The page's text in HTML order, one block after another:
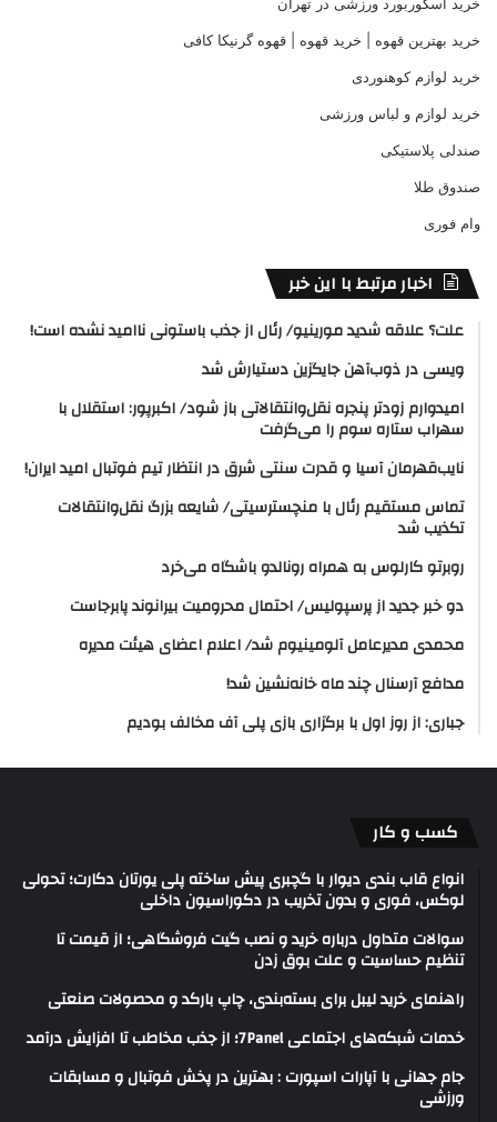
خرید بهترین قهوه | خرید قهوه | قهوه گرنیکا کافی
خرید لوازم کوهنوردی
خرید لوازم و لباس ورزشی
صندلی پلاستیکی
صندوق طلا
وام فوری
اخبار مرتبط با این خبر
علت؟ علاقه شدید مورینیو/ رئال از جذب باستونی ناامید نشده است!
ویسی در ذوب‌آهن جایگزین دستیارش شد
امیدوارم زودتر پنجره نقل‌وانتقالاتی باز شود/ اکبرپور: استقلال با
سهراب ستاره سوم را می‌گرفت
نایب‌قهرمان آسیا و قدرت سنتی شرق در انتظار تیم فوتبال امید ایران!
تماس مستقیم رئال با منچسترسیتی/ شایعه بزرگ نقل‌وانتقالات
تکذیب شد
روبرتو کارلوس به همراه رونالدو باشگاه می‌خرد
دو خبر جدید از پرسپولیس/ احتمال محرومیت بیرانوند پابرجاست
محمدی مدیرعامل آلومینیوم شد/ اعلام اعضای هیئت‌ مدیره
مدافع آرسنال چند ماه خانه‌نشین شد!
جباری: از روز اول با برگزاری بازی پلی آف مخالف بودیم
کسب و کار
انواع قاب بندی دیوار با گچبری پیش ساخته پلی یورتان دکارت؛ تحولی
لوکس، فوری و بدون تخریب در دکوراسیون داخلی
سوالات متداول درباره خرید و نصب گیت فروشگاهی؛ از قیمت تا
تنظیم حساسیت و علت بوق زدن
راهنمای خرید لیبل برای بسته‌بندی، چاپ بارکد و محصولات صنعتی
خدمات شبکه‌های اجتماعی 7Panel؛ از جذب مخاطب تا افزایش درآمد
جام جهانی با آپارات اسپورت : بهترین در پخش فوتبال و مسابقات
ورزشی